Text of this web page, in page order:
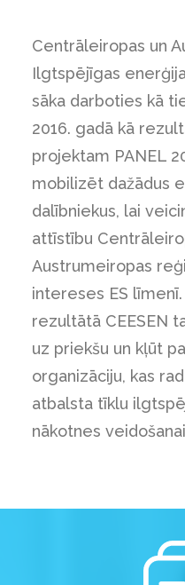
Centrāleiropas un
Ilgtspējīgas
sāka darboties kā
2016. gadā kā
projektam PANEL
mobilizēt dažādus
dalībniekus, lai
attīstību
Austrumeiropas
intereses ES līmenī.
rezultātā CEESEN
uz priekšu un kļūt
organizāciju, kas
atbalsta tīklu
nākotnes